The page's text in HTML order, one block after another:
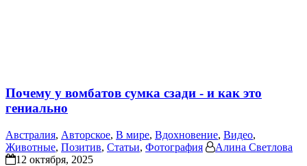
Почему у вомбатов сумка сзади - и как это
гениально
Австралия, Авторское, В мире, Вдохновение, Видео,
Животные, Позитив, Статьи, Фотография
Алина Светлова
12 октября, 2025